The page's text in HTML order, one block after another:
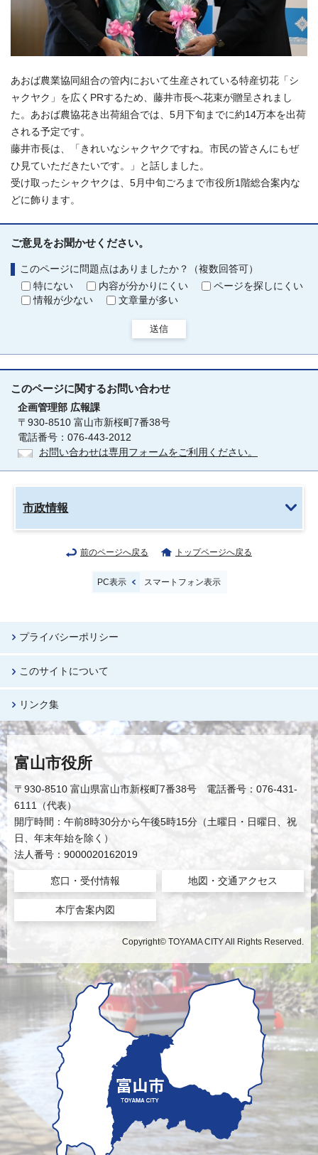
あおば農業協同組合の管内において生産されている特産切花「シ
ャクヤク」を広くPRするため、藤井市長へ花束が贈呈されまし
た。あおば農協花き出荷組合では、5月下旬までに約14万本を出荷
される予定です。
藤井市長は、「きれいなシャクヤクですね。市民の皆さんにもぜ
ひ見ていただきたいです。」と話しました。
受け取ったシャクヤクは、5月中旬ごろまで市役所1階総合案内な
どに飾ります。
ご意見をお聞かせください。
このページに問題点はありましたか？（複数回答可）
特にない
内容が分かりにくい
ページを探しにくい
情報が少ない
文章量が多い
送信
このページに関するお問い合わせ
企画管理部 広報課
〒930-8510 富山市新桜町7番38号
電話番号：076-443-2012
お問い合わせは専用フォームをご利用ください。
市政情報
前のページへ戻る トップページへ戻る
PC表示 スマートフォン表示
プライバシーポリシー
このサイトについて
リンク集
富山市役所
〒930-8510 富山県富山市新桜町7番38号 電話番号：076-431-
6111（代表）
開庁時間：午前8時30分から午後5時15分（土曜日・日曜日、祝
日、年末年始を除く）
法人番号：9000020162019
窓口・受付情報 地図・交通アクセス
本庁舎案内図
Copyright© TOYAMA CITY All Rights Reserved.